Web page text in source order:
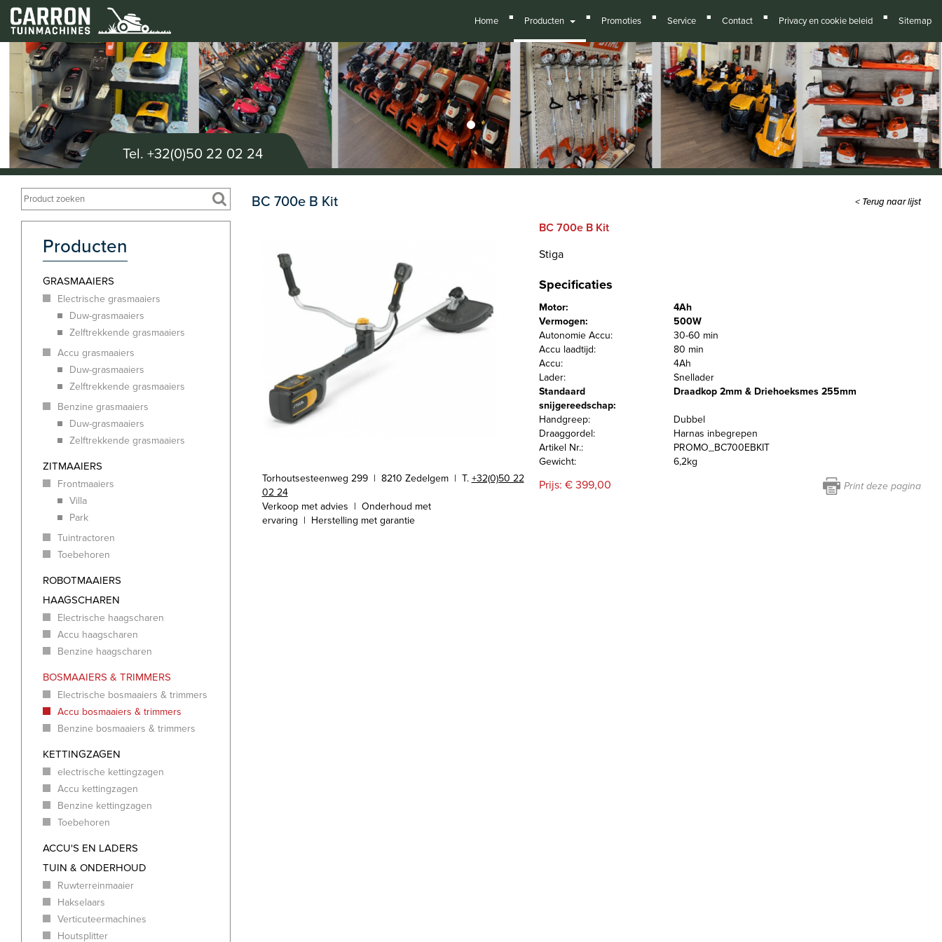
Tel. +32(0)50 22 02 24
Home ■ Producten ■ Promoties ■ Service ■ Contact ■ Privacy en cookie beleid ■ Sitemap
Producten
GRASMAAIERS
Electrische grasmaaiers
Duw-grasmaaiers
Zelftrekkende grasmaaiers
Accu grasmaaiers
Duw-grasmaaiers
Zelftrekkende grasmaaiers
Benzine grasmaaiers
Duw-grasmaaiers
Zelftrekkende grasmaaiers
ZITMAAIERS
Frontmaaiers
Villa
Park
Tuintractoren
Toebehoren
ROBOTMAAIERS
HAAGSCHAREN
Electrische haagscharen
Accu haagscharen
Benzine haagscharen
BOSMAAIERS & TRIMMERS
Electrische bosmaaiers & trimmers
Accu bosmaaiers & trimmers
Benzine bosmaaiers & trimmers
KETTINGZAGEN
electrische kettingzagen
Accu kettingzagen
Benzine kettingzagen
Toebehoren
ACCU'S EN LADERS
TUIN & ONDERHOUD
Ruwterreinmaaier
Hakselaars
Verticuteermachines
Houtsplitter
BC 700e B Kit < Terug naar lijst
Torhoutsesteenweg 299 | 8210 Zedelgem | T. +32(0)50 22
02 24
Verkoop met advies | Onderhoud met
ervaring | Herstelling met garantie
BC 700e B Kit
Stiga
Specificaties
Motor:
4Ah
Vermogen:
500W
Autonomie Accu:
30-60 min
Accu laadtijd:
80 min
Accu:
4Ah
Lader:
Snellader
Standaard
snijgereedschap:
Draadkop 2mm & Driehoeksmes 255mm
Handgreep:
Dubbel
Draaggordel:
Harnas inbegrepen
Artikel Nr.:
PROMO_BC700EBKIT
Gewicht:
6,2kg
Prijs: € 399,00 Print deze pagina